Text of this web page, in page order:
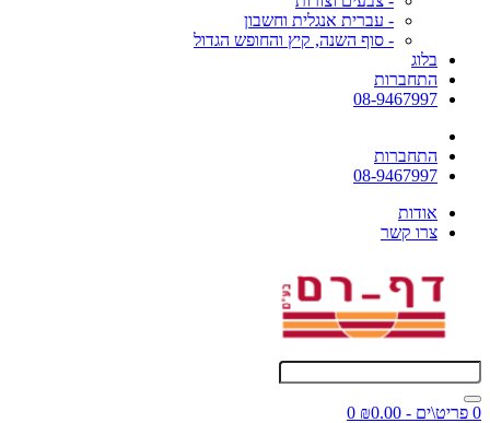
- עברית אנגלית וחשבון
- סוף השנה, קיץ והחופש הגדול
בלוג
התחברות
08-9467997
התחברות
08-9467997
אודות
צרו קשר
0 פריט\ים - ₪0.00
0